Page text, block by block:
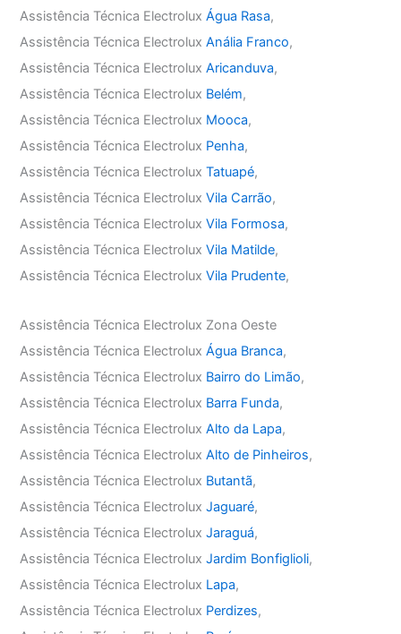
Assistência Técnica ElectroluxÁgua Rasa,
Assistência Técnica ElectroluxAnália Franco,
Assistência Técnica ElectroluxAricanduva,
Assistência Técnica Electrolux Belém,
Assistência Técnica Electrolux Mooca,
Assistência Técnica Electrolux Penha,
Assistência Técnica ElectroluxTatuapé,
Assistência Técnica ElectroluxVila Carrão,
Assistência Técnica ElectroluxVila Formosa,
Assistência Técnica ElectroluxVila Matilde,
Assistência Técnica ElectroluxVila Prudente,
Assistência Técnica Electrolux Zona Oeste
Assistência Técnica ElectroluxÁgua Branca,
Assistência Técnica Electrolux Bairro do Limão,
Assistência Técnica Electrolux Barra Funda,
Assistência Técnica ElectroluxAlto da Lapa,
Assistência Técnica ElectroluxAlto de Pinheiros,
Assistência Técnica Electrolux Butantã,
Assistência Técnica ElectroluxJaguaré,
Assistência Técnica ElectroluxJaraguá,
Assistência Técnica ElectroluxJardim Bonfiglioli,
Assistência Técnica Electrolux Lapa,
Assistência Técnica Electrolux Perdizes,